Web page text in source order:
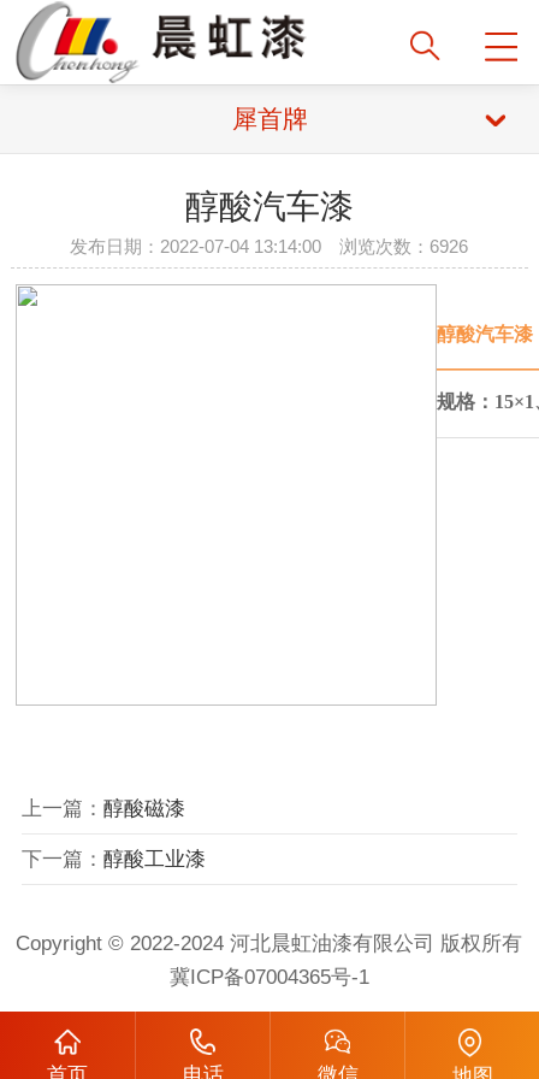
犀首牌
醇酸汽车漆
发布日期：2022-07-04 13:14:00 浏览次数：6926
醇酸汽车漆
规格：
上一篇： 醇酸磁漆
下一篇： 醇酸工业漆
Copyright © 2022-2024 河北晨虹油漆有限公司 版权所有
冀ICP备07004365号-1